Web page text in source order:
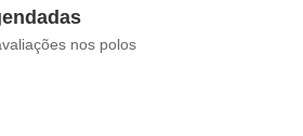
nos polos